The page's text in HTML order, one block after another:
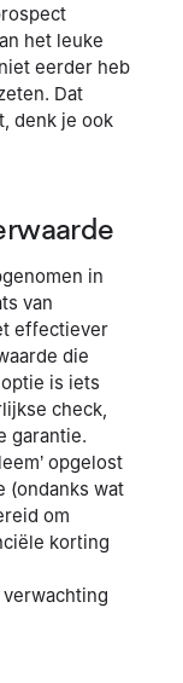
het leuke
eerder heb
Dat
denk je ook
in
van
effectiever
die
is iets
check,
garantie.
opgelost
(ondanks wat
om
korting